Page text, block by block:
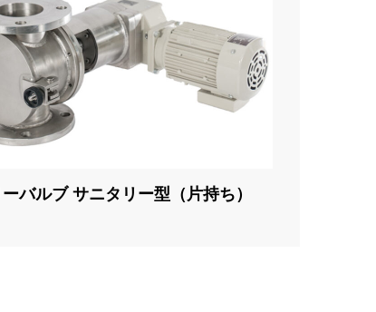
バルブ サニタリー型（片持ち）